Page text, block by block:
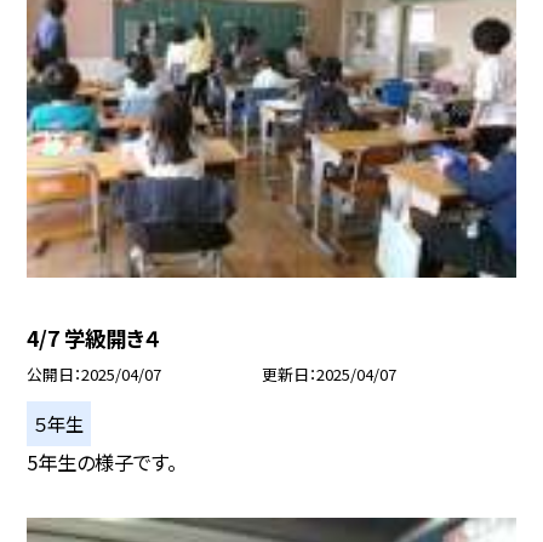
4/7 学級開き４
公開日 2025/04/07 更新日 2025/04/07
５年生
5年生の様子です。